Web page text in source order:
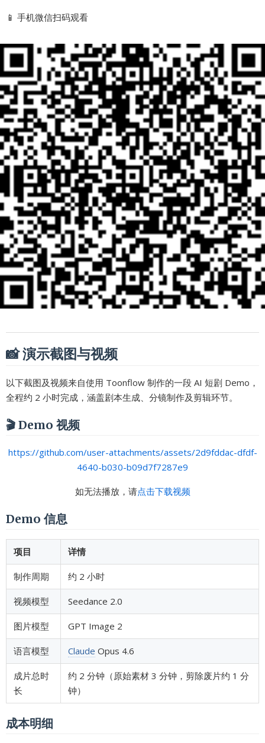
📱 手机微信扫码观看
📸 演示截图与视频
以下截图及视频来自使用 Toonflow 制作的一段 AI 短剧 Demo，
全程约 2 小时完成，涵盖剧本生成、分镜制作及剪辑环节。
🎬 Demo 视频
https://github.com/user-attachments/assets/2d9fddac-dfdf-
4640-b030-b09d7f7287e9
如无法播放，请点击下载视频
Demo 信息
项目 详情
制作周期 约 2 小时
视频模型 Seedance 2.0
图片模型 GPT Image 2
语言模型 Claude Opus 4.6
成片总时
长
约 2 分钟（原始素材 3 分钟，剪除废片约 1 分
钟）
成本明细